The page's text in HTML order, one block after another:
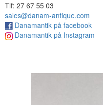
Tlf: 27 67 55 03
sales@danam-antique.com
Danamantik på facebook
Danamantik på Instagram